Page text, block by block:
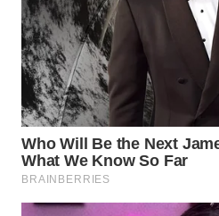
WN
SUKABUMI
WN
PURWAKARTA
WN
PRIANGAN
TIMUR